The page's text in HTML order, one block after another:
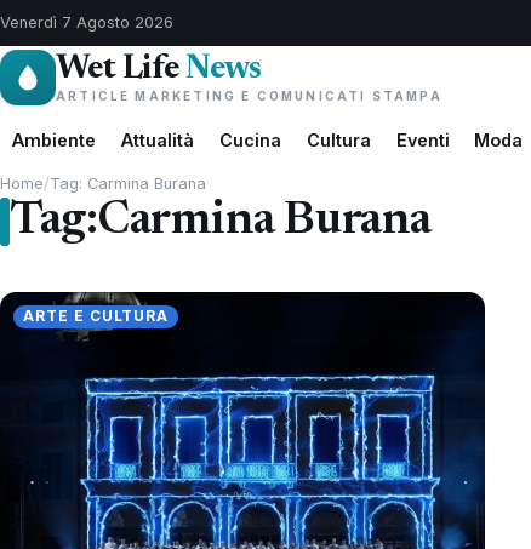
Venerdì 7 Agosto 2026
Wet LifeNews
ARTICLE MARKETING E COMUNICATI STAMPA
Ambiente Attualità Cucina Cultura Eventi Moda
Home/Tag: Carmina Burana
Tag:Carmina Burana
ARTE E CULTURA